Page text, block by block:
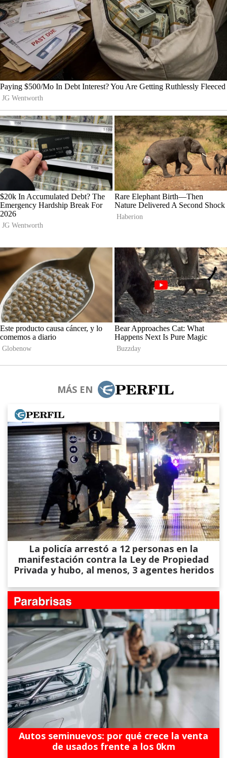
MÁS EN
La policía arrestó a 12 personas en la
manifestación contra la Ley de Propiedad
Privada y hubo, al menos, 3 agentes heridos
Autos seminuevos: por qué crece la venta
de usados frente a los 0km